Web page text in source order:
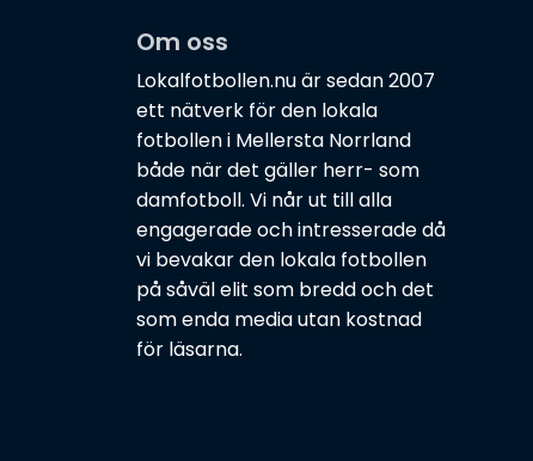
Om oss
Lokalfotbollen.nu är sedan 2007
ett nätverk för den lokala
fotbollen i Mellersta Norrland
både när det gäller herr- som
damfotboll. Vi når ut till alla
engagerade och intresserade då
vi bevakar den lokala fotbollen
på såväl elit som bredd och det
som enda media utan kostnad
för läsarna.